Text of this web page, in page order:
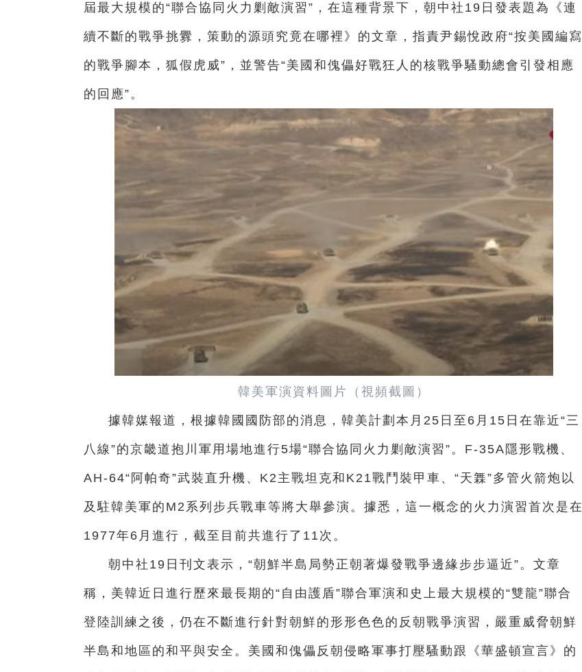
屆最大規模的“聯合協同火力剿敵演習”，在這種背景下，朝中社19日發表題為《連
續不斷的戰爭挑釁，策動的源頭究竟在哪裡》的文章，指責尹錫悅政府“按美國編寫
的戰爭腳本，狐假虎威”，並警告“美國和傀儡好戰狂人的核戰爭騷動總會引發相應
的回應”。
韓美軍演資料圖片（視頻截圖）
據韓媒報道，根據韓國國防部的消息，韓美計劃本月25日至6月15日在靠近“三
八線”的京畿道抱川軍用場地進行5場“聯合協同火力剿敵演習”。F-35A隱形戰機、
AH-64“阿帕奇”武裝直升機、K2主戰坦克和K21戰鬥裝甲車、“天橆”多管火箭炮以
及駐韓美軍的M2系列步兵戰車等將大舉參演。據悉，這一概念的火力演習首次是在
1977年6月進行，截至目前共進行了11次。
朝中社19日刊文表示，“朝鮮半島局勢正朝著爆發戰爭邊緣步步逼近”。文章
稱，美韓近日進行歷來最長期的“自由護盾”聯合軍演和史上最大規模的“雙龍”聯合
登陸訓練之後，仍在不斷進行針對朝鮮的形形色色的反朝戰爭演習，嚴重威脅朝鮮
半島和地區的和平與安全。美國和傀儡反朝侵略軍事打壓騷動跟《華盛頓宣言》的